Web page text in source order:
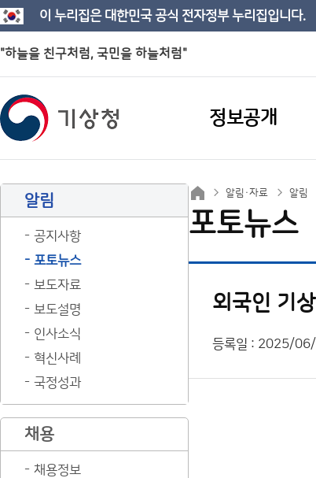
이 누리집은 대한민국 공식 전자정부 누리집입니다.
"하늘을 친구처럼, 국민을 하늘처럼"
정보공개
알림
공지사항
포토뉴스
보도자료
보도설명
인사소식
혁신사례
국정성과
채용
채용정보
알림·자료 알림
포토뉴스
외국인 기
등록일 : 2025/